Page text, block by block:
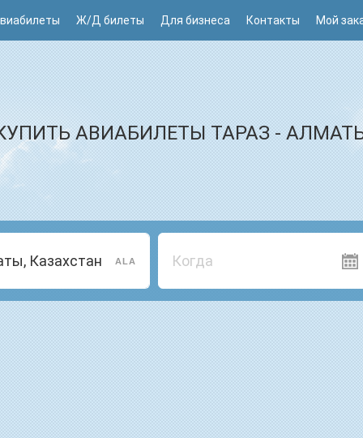
Ж/Д билеты Для бизнеса Контакты Мой
АВИАБИЛЕТЫ ТАРАЗ -
ALA Когда